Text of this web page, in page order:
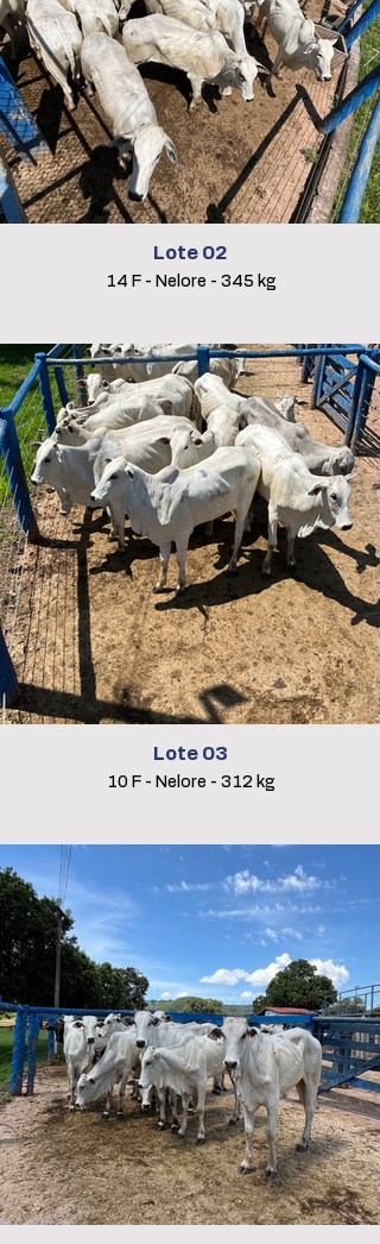
Lote 02
14 F - Nelore - 345 kg
Lote 03
10 F - Nelore - 312 kg